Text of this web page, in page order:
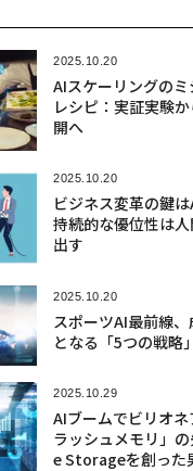
2025.10.20
AIスケーリングの
レシピ：実証実験
開へ
2025.10.20
ビジネス変革の鍵
持続的な優位性は
出す
2025.10.20
スポーツAI最前線
となる「5つの戦略
2025.10.29
AIブームでビリオネ
ラッシュメモリ」
e Storageを創った